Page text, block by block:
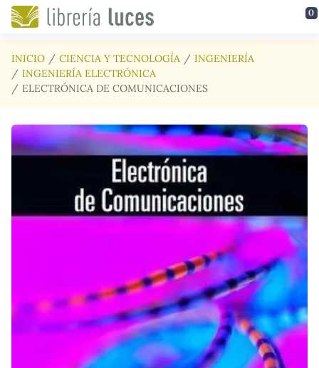
Saltar al contenido principal 0
INICIO CIENCIA Y TECNOLOGÍA
INGENIERÍA
INGENIERÍA ELECTRÓNICA
ELECTRÓNICA DE COMUNICACIONES